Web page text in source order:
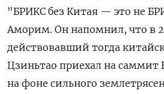
"БРИКС без Китая — это не
Аморим. Он напомнил, что в
действовавший тогда
Цзиньтао приехал на саммит
на фоне сильного